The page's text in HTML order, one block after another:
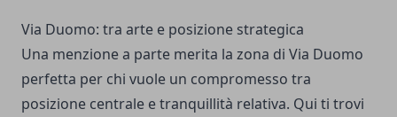
Via Duomo: tra arte e posizione strategica
Una menzione a parte merita la zona di Via Duomo
perfetta per chi vuole un compromesso tra
posizione centrale e tranquillità relativa. Qui ti trovi